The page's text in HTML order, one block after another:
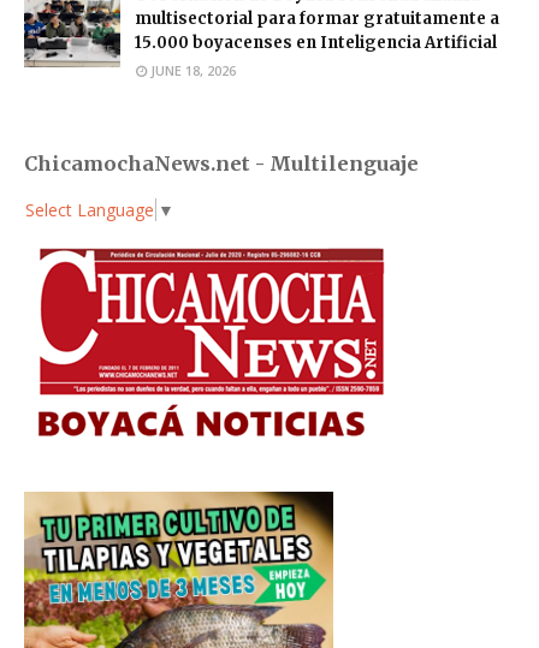
multisectorial para formar gratuitamente a
15.000 boyacenses en Inteligencia Artificial
JUNE 18, 2026
ChicamochaNews.net - Multilenguaje
Select Language ▼